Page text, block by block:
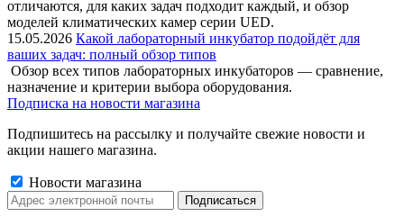
отличаются, для каких задач подходит каждый, и обзор
моделей климатических камер серии UED.
15.05.2026 Какой лабораторный инкубатор подойдёт для
ваших задач: полный обзор типов
Обзор всех типов лабораторных инкубаторов — сравнение,
назначение и критерии выбора оборудования.
Подписка на новости магазина
Подпишитесь на рассылку и получайте свежие новости и
акции нашего магазина.
Новости магазина